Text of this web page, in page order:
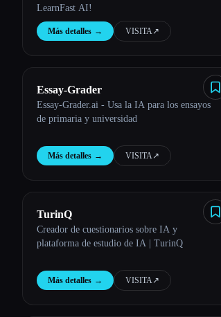
LearnFast AI!
Más detalles → VISITA↗︎
Essay-Grader
Essay-Grader.ai - Usa la IA para los ensayos
de primaria y universidad
Más detalles → VISITA↗︎
TurinQ
Creador de cuestionarios sobre IA y
plataforma de estudio de IA | TurinQ
Más detalles → VISITA↗︎